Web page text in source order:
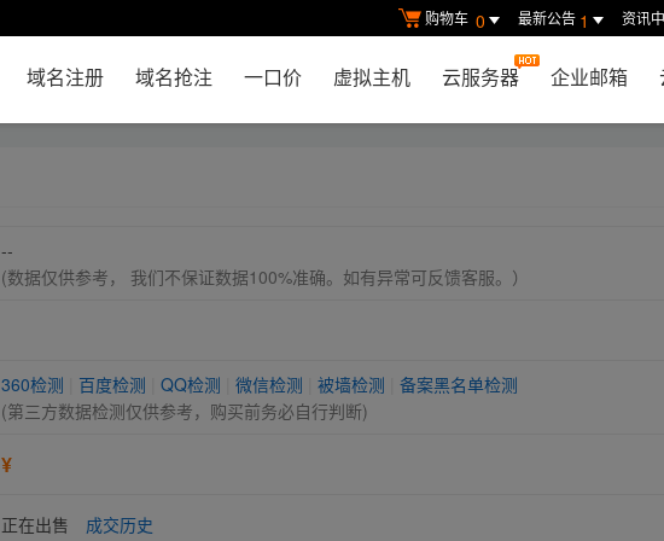
购物车 0 最新公告 1 资讯
域名注册 域名抢注 一口价 虚拟主机 云服务器 企业邮箱
--
(数据仅供参考， 我们不保证数据100%准确。如有异常可反馈客服。）
360检测 百度检测 QQ检测 微信检测 被墙检测
备案黑名单检测
(第三方数据检测仅供参考，购买前务必自行判断)
¥
正在出售 成交历史